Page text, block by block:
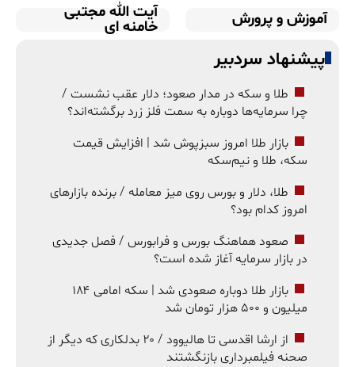
آموزش و پرورش
آیت الله مجتبی
خامنه ای
پیشنهاد سردبیر
طلا و سکه در مدار صعود؛ دلار عقب نشست /
چرا سرمایه‌ها دوباره به سمت فلز زرد برگشته‌اند؟
بازار طلا امروز سبزپوش شد | افزایش قیمت
سکه، طلا و نیم‌سکه
طلا، دلار و بورس روی میز معامله / برنده بازارهای
امروز کدام بود؟
صعود هماهنگ بورس و فرابورس / فصل جدیدی
در بازار سرمایه آغاز شده است؟
بازار طلا دوباره صعودی شد | سکه امامی ۱۸۴
میلیون و ۵۰۰ هزار تومان شد
از ارشا اقدسی تا هالیوود / ۲۰ بدلکاری که دیگر از
صحنه فیلمبرداری بازنگشتند